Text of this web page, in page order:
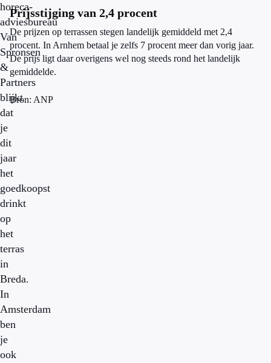
horeca-
adviesbureau
Van
Spronsen
&
Partners
blijkt
dat
je
dit
jaar
het
goedkoopst
drinkt
op
het
terras
in
Breda.
In
Amsterdam
ben
je
ook
Prijsstijging van 2,4 procent
De prijzen op terrassen stegen landelijk gemiddeld met 2,4
procent. In Arnhem betaal je zelfs 7 procent meer dan vorig jaar.
De prijs ligt daar overigens wel nog steeds rond het landelijk
gemiddelde.
Bron: ANP